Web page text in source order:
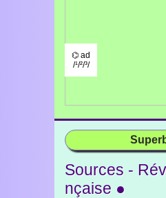
⌬ ad
/¹/²/³/
Sources -
nçaise ●